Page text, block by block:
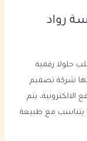
رواد
حلولا رقمية
شركة تصميم
الالكترونية، يتم
يتناسب مع طبيعة